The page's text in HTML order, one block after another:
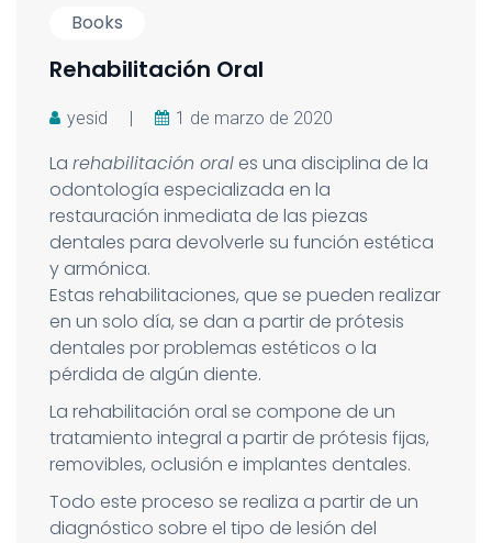
Books
Rehabilitación Oral
yesid | 1 de marzo de 2020
La rehabilitación oral es una disciplina de la
odontología especializada en la
restauración inmediata de las piezas
dentales para devolverle su función estética
y armónica.
Estas rehabilitaciones, que se pueden realizar
en un solo día, se dan a partir de prótesis
dentales por problemas estéticos o la
pérdida de algún diente.
La rehabilitación oral se compone de un
tratamiento integral a partir de prótesis fijas,
removibles, oclusión e implantes dentales.
Todo este proceso se realiza a partir de un
diagnóstico sobre el tipo de lesión del